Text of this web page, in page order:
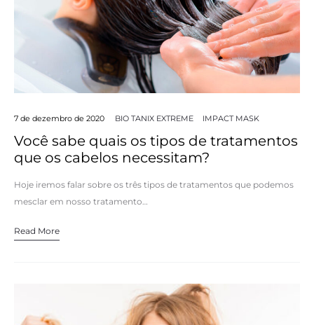
7 de dezembro de 2020 BIO TANIX EXTREME IMPACT MASK
Você sabe quais os tipos de tratamentos
que os cabelos necessitam?
Hoje iremos falar sobre os três tipos de tratamentos que podemos
mesclar em nosso tratamento…
Read More